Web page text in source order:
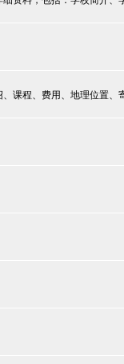
课程、费用、地理位置、